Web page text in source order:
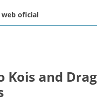
web oficial
and